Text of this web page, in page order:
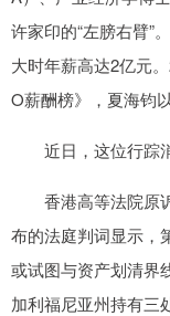
许家印的“左膀右臂”
大时年薪高达2亿元
O薪酬榜》，夏海钧
近日，这位行踪消
香港高等法院原诉
布的法庭判词显示，
或试图与资产划清界
加利福尼亚州持有三